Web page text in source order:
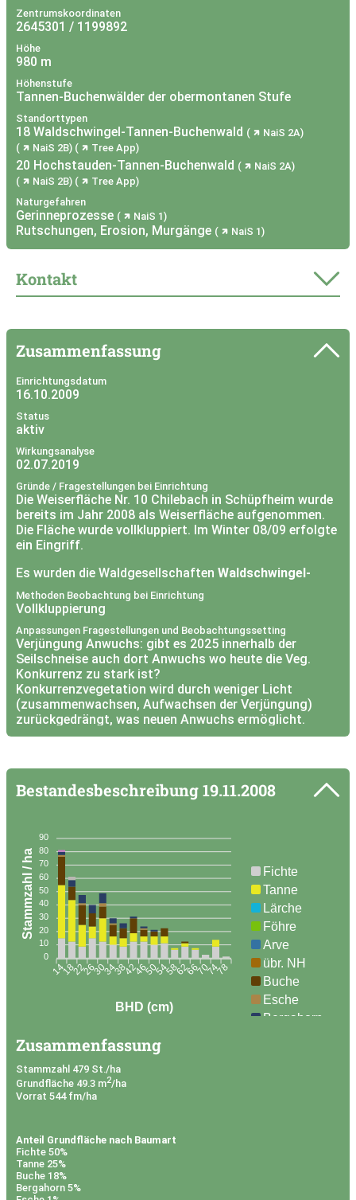
Zentrumskoordinaten
2645301 / 1199892
Höhe
980 m
Höhenstufe
Tannen-Buchenwälder der obermontanen Stufe
Standorttypen
18 Waldschwingel-Tannen-Buchenwald
NaiS 2A
NaiS 2B
Tree App
20 Hochstauden-Tannen-Buchenwald
NaiS 2A
NaiS 2B
Tree App
Naturgefahren
Gerinneprozesse NaiS 1
Rutschungen, Erosion, Murgänge NaiS 1
Kontakt
Zusammenfassung
Einrichtungsdatum
16.10.2009
Status
aktiv
Wirkungsanalyse
02.07.2019
Gründe / Fragestellungen bei Einrichtung
Die Weiserfläche Nr. 10 Chilebach in Schüpfheim wurde
bereits im Jahr 2008 als Weiserfläche aufgenommen.
Die Fläche wurde vollkluppiert. Im Winter 08/09 erfolgte
ein Eingriff.
Es wurden die Waldgesellschaften Waldschwingel-
Tannen-Buchenwald (18)
Feuchter Waldhirsen-
Buchenwald (8S)undWechselfeuerter
Bingelkraut-/Zahnwurz-Buchenwald (12w)
Das Ziel des Holzschlages war die nachhaltige
Sicherstellung der Schutzfunktion. Der Bestand war
vor dem Eingriff bereits recht gut strukturiert. Diese
Strukturen sollten erhalten bleiben. Der Holzschlag
wurde sehr sorgfältig ausgeführt und die Ziele konnten
vollumfänglich erreicht werden.
vorgenommen.
Methoden Beobachtung bei Einrichtung
Vollkluppierung
Anpassungen Fragestellungen und Beobachtungssetting
Verjüngung Anwuchs: gibt es 2025 innerhalb der
Seilschneise auch dort Anwuchs wo heute die Veg.
Konkurrenz zu stark ist?
Konkurrenzvegetation wird durch weniger Licht
(zusammenwachsen, Aufwachsen der Verjüngung)
zurückgedrängt, was neuen Anwuchs ermöglicht.
Sind 2025 einzelne Eichen im Aufwuchs vorhanden?
Erholt sich die ES tatsächlich?
Lässt sich der Erfolg auf der WF mit dem Eingriff auf
der angrenzenden Fläche oberhalb wiederholen?
Bestandesbeschreibung19.11.2008
Fichte
Tanne
Lärche
Föhre
Arve
übr. NH
Buche
Esche
Bergahorn
1418222630343842465054586266707478
BHD (cm)
90
80
70
60
50
40
30
20
10
0
Stammzahl / ha
Zusammenfassung
Stammzahl 479 St./ha
Grundfläche 49.3 m2/ha
Vorrat 544 fm/ha
Anteil Grundfläche nach Baumart
Fichte 50%
Tanne 25%
Buche 18%
Bergahorn 5%